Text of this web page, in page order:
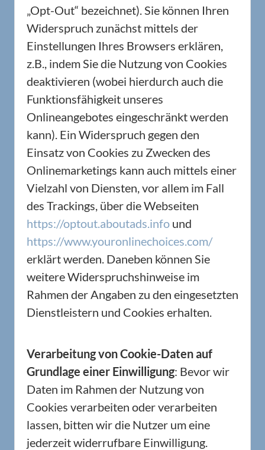
„Opt-Out“ bezeichnet). Sie können Ihren
Widerspruch zunächst mittels der
Einstellungen Ihres Browsers erklären,
z.B., indem Sie die Nutzung von Cookies
deaktivieren (wobei hierdurch auch die
Funktionsfähigkeit unseres
Onlineangebotes eingeschränkt werden
kann). Ein Widerspruch gegen den
Einsatz von Cookies zu Zwecken des
Onlinemarketings kann auch mittels einer
Vielzahl von Diensten, vor allem im Fall
des Trackings, über die Webseiten
https://optout.aboutads.info und
https://www.youronlinechoices.com/
erklärt werden. Daneben können Sie
weitere Widerspruchshinweise im
Rahmen der Angaben zu den eingesetzten
Dienstleistern und Cookies erhalten.
Verarbeitung von Cookie-Daten auf
Grundlage einer Einwilligung: Bevor wir
Daten im Rahmen der Nutzung von
Cookies verarbeiten oder verarbeiten
lassen, bitten wir die Nutzer um eine
jederzeit widerrufbare Einwilligung.